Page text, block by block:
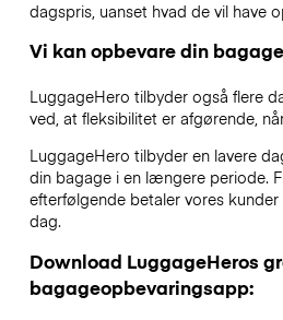
dagspris, uanset hvad de vil have
Vi kan opbevare din
LuggageHero tilbyder også flere
ved, at fleksibilitet er afgørende,
LuggageHero tilbyder en lavere
din bagage i en længere periode.
efterfølgende betaler vores
dag.
Download LuggageHeros
bagageopbevaringsapp: